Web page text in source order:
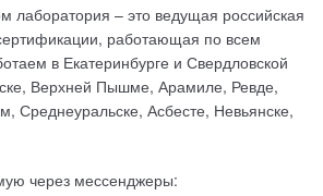
лаборатория – это ведущая российская
работающая по всем
в Екатеринбурге и Свердловской
Верхней Пышме, Арамиле, Ревде,
Среднеуральске, Асбесте, Невьянске,
через мессенджеры: